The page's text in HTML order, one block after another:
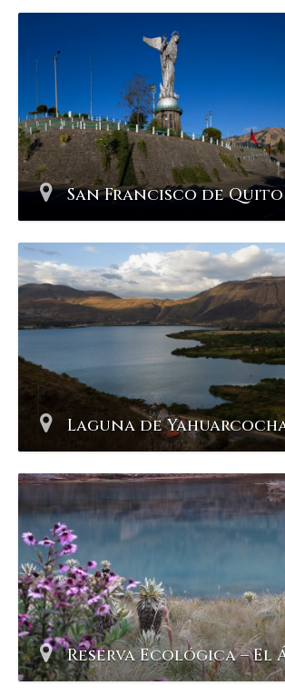
San Francisco de Quito
Laguna de
Reserva Ecológica – El